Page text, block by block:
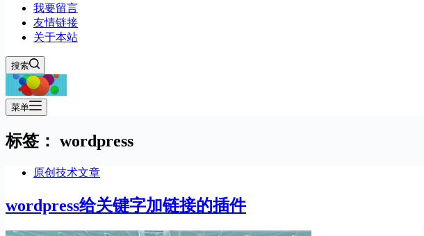
我要留言
友情链接
关于本站
搜索
菜单
标签： wordpress
原创技术文章
wordpress给关键字加链接的插件